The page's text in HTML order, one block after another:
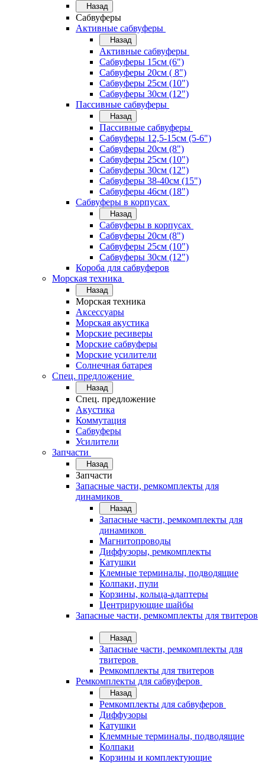
Назад
Сабвуферы
Активные сабвуферы
Назад
Активные сабвуферы
Сабвуферы 15см (6")
Сабвуферы 20см ( 8")
Сабвуферы 25см (10")
Сабвуферы 30см (12")
Пассивные сабвуферы
Назад
Пассивные сабвуферы
Сабвуферы 12,5-15см (5-6")
Сабвуферы 20см (8")
Сабвуферы 25см (10")
Сабвуферы 30см (12")
Сабвуферы 38-40см (15")
Сабвуферы 46см (18")
Сабвуферы в корпусах
Назад
Сабвуферы в корпусах
Сабвуферы 20см (8")
Сабвуферы 25см (10")
Сабвуферы 30см (12")
Короба для сабвуферов
Морская техника
Назад
Морская техника
Аксессуары
Морская акустика
Морские ресиверы
Морские сабвуферы
Морские усилители
Солнечная батарея
Спец. предложение
Назад
Спец. предложение
Акустика
Коммутация
Сабвуферы
Усилители
Запчасти
Назад
Запчасти
Запасные части, ремкомплекты для
динамиков
Назад
Запасные части, ремкомплекты для
динамиков
Магнитопроводы
Диффузоры, ремкомплекты
Катушки
Клемные терминалы, подводящие
Колпаки, пули
Корзины, кольца-адаптеры
Центрирующие шайбы
Запасные части, ремкомплекты для твитеров
Назад
Запасные части, ремкомплекты для
твитеров
Ремкомплекты для твитеров
Ремкомплекты для сабвуферов
Назад
Ремкомплекты для сабвуферов
Диффузоры
Катушки
Клеммные терминалы, подводящие
Колпаки
Корзины и комплектующие